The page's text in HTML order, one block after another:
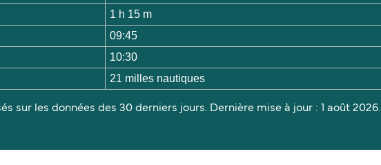
1 h 15 m
09:45
10:30
21 milles nautiques
sur les données des 30 derniers jours. Dernière mise à jour : 1 août 2026.